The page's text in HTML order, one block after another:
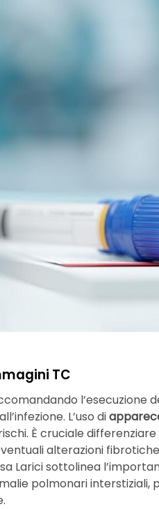
TC
l’esecuzione
L’uso di
È cruciale
alterazioni
Larici sottolinea
polmonari interstiziali,